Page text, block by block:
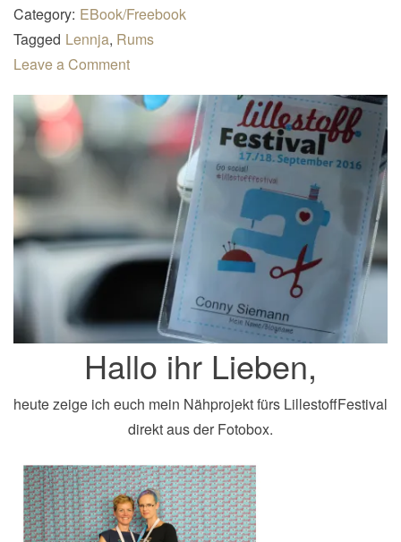
a
t
Category: EBook/Freebook
Tagged Lennja, Rums
Leave a Comment
Hallo ihr Lieben,
heute zeige ich euch mein Nähprojekt fürs LillestoffFestival
direkt aus der Fotobox.